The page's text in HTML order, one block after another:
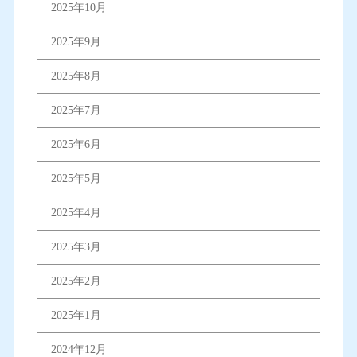
2025年10月
2025年9月
2025年8月
2025年7月
2025年6月
2025年5月
2025年4月
2025年3月
2025年2月
2025年1月
2024年12月